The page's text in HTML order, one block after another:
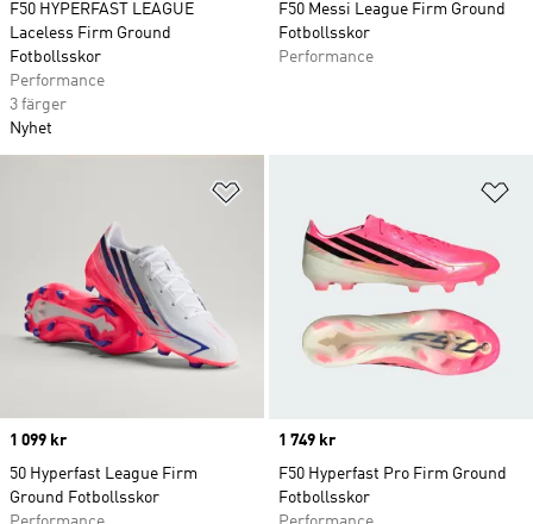
F50 HYPERFAST LEAGUE
Laceless Firm Ground
Fotbollsskor
Performance
3 färger
Nyhet
F50 Messi League Firm Ground
Fotbollsskor
Performance
Price
1 099 kr
50 Hyperfast League Firm
Ground Fotbollsskor
Price
1 749 kr
F50 Hyperfast Pro Firm Ground
Fotbollsskor